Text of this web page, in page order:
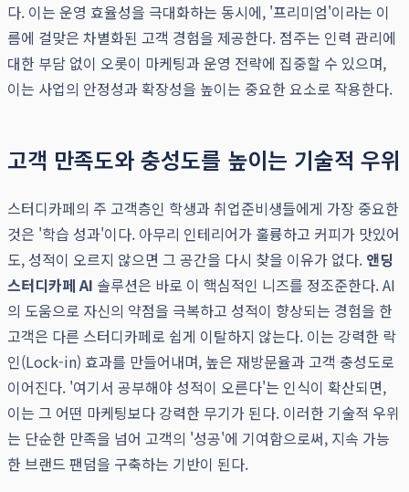
다. 이는 운영 효율성을 극대화하는 동시에, '프리미엄'이라는 이
름에 걸맞은 차별화된 고객 경험을 제공한다. 점주는 인력 관리에
대한 부담 없이 오롯이 마케팅과 운영 전략에 집중할 수 있으며,
이는 사업의 안정성과 확장성을 높이는 중요한 요소로 작용한다.
고객 만족도와 충성도를 높이는 기술적 우위
스터디카페의 주 고객층인 학생과 취업준비생들에게 가장 중요한
것은 '학습 성과'이다. 아무리 인테리어가 훌륭하고 커피가 맛있어
도, 성적이 오르지 않으면 그 공간을 다시 찾을 이유가 없다. 앤딩
스터디카페 AI 솔루션은 바로 이 핵심적인 니즈를 정조준한다. AI
의 도움으로 자신의 약점을 극복하고 성적이 향상되는 경험을 한
고객은 다른 스터디카페로 쉽게 이탈하지 않는다. 이는 강력한 락
인(Lock-in) 효과를 만들어내며, 높은 재방문율과 고객 충성도로
이어진다. '여기서 공부해야 성적이 오른다'는 인식이 확산되면,
이는 그 어떤 마케팅보다 강력한 무기가 된다. 이러한 기술적 우위
는 단순한 만족을 넘어 고객의 '성공'에 기여함으로써, 지속 가능
한 브랜드 팬덤을 구축하는 기반이 된다.